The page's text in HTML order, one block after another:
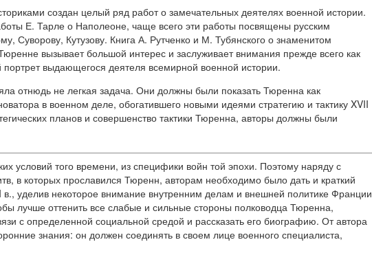
создан целый ряд работ о замечательных деятелях военной истории.
Е. Тарле о Наполеоне, чаще всего эти работы посвящены русским
Суворову, Кутузову. Книга А. Рутченко и М. Тубянского о знаменитом
вызывает большой интерес и заслуживает внимания прежде всего как
портрет выдающегося деятеля всемирной военной истории.
отнюдь не легкая задача. Они должны были показать Тюренна как
в военном деле, обогатившего новыми идеями стратегию и тактику XVII
планов и совершенство тактики Тюренна, авторы должны были
условий того времени, из специфики войн той эпохи. Поэтому наряду с
в которых прославился Тюренн, авторам необходимо было дать и краткий
в., уделив некоторое внимание внутренним делам и внешней политике Франции
лучше оттенить все слабые и сильные стороны полководца Тюренна,
с определенной социальной средой и рассказать его биографию. От автора
знания: он должен соединять в своем лице военного специалиста,